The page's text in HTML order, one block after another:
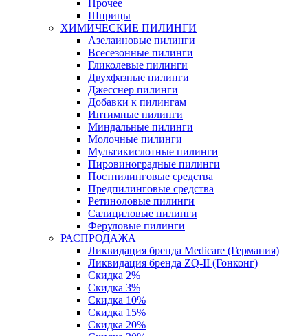
Прочее
Шприцы
ХИМИЧЕСКИЕ ПИЛИНГИ
Азелаиновые пилинги
Всесезонные пилинги
Гликолевые пилинги
Двухфазные пилинги
Джесснер пилинги
Добавки к пилингам
Интимные пилинги
Миндальные пилинги
Молочные пилинги
Мультикислотные пилинги
Пировиноградные пилинги
Постпилинговые средства
Предпилинговые средства
Ретиноловые пилинги
Салициловые пилинги
Феруловые пилинги
РАСПРОДАЖА
Ликвидация бренда Medicare (Германия)
Ликвидация бренда ZQ-II (Гонконг)
Скидка 2%
Скидка 3%
Скидка 10%
Скидка 15%
Скидка 20%